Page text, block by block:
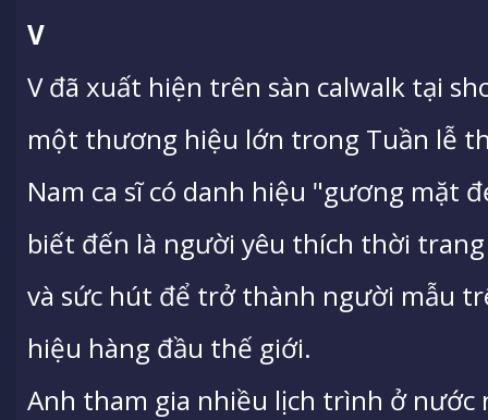
V
V đã xuất hiện trên sàn calwalk tại
một thương hiệu lớn trong Tuần lễ
Nam ca sĩ có danh hiệu "gương mặt
biết đến là người yêu thích thời trang
và sức hút để trở thành người mẫu
hiệu hàng đầu thế giới.
Anh tham gia nhiều lịch trình ở nước